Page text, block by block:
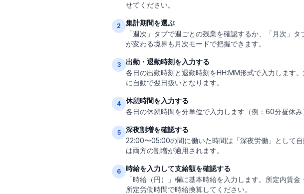
せてください。
2
集計期間を選ぶ
「週次」タブで週ごとの残業を確認するか、「月次」
が変わる境界も月次モードで把握できます。
3
出勤・退勤時刻を入力する
各日の出勤時刻と退勤時刻をHH:MM形式で入力します
に自動で翌日扱いとなります。
4
休憩時間を入力する
各日の休憩時間を分単位で入力します（例：60分昼休
5
深夜割増を確認する
22:00〜05:00の間に働いた時間は「深夜労働」として
は両方の割増が適用されます。
6
時給を入力して支給額を確認する
「時給（円）」欄に基本時給を入力します。所定内賃
所定労働時間で時給換算してください。